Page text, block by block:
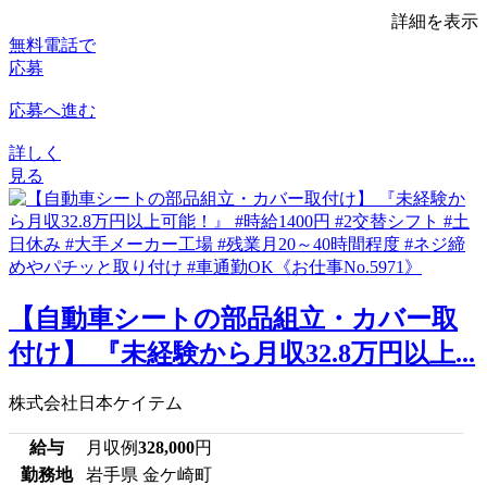
詳細を表示
無料電話で
応募
応募へ進む
詳しく
見る
【自動車シートの部品組立・カバー取
付け】 『未経験から月収32.8万円以上...
株式会社日本ケイテム
給与 月収例328,000円
勤務地
岩手県 金ケ崎町